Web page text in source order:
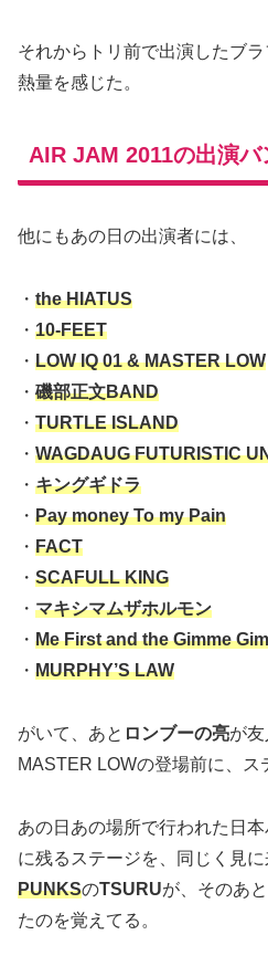
それからトリ前で出演したブ
熱量を感じた。
AIR JAM 2011の出演バ
他にもあの日の出演者には、
・ the HIATUS
・ 10-FEET
・ LOW IQ 01 & MASTER LOW
・ 磯部正文BAND
・ TURTLE ISLAND
・ WAGDAUG FUTURISTIC
・ キングギドラ
・ Pay money To my Pain
・ FACT
・ SCAFULL KING
・ マキシマムザホルモン
・ Me First and the Gimme
・ MURPHY’S LAW
がいて、あと ロンブーの亮が
MASTER LOWの登場前に、ス
あの日あの場所で行われた日
に残るステージを、同じく見
PUNKSのTSURUが、そのあ
たのを覚えてる。